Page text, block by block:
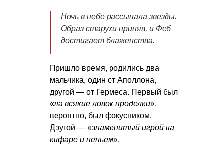
Ночь в небе рассыпала звезды.
Образ старухи приняв, и Феб
достигает блаженства.
Пришло время, родились два
мальчика, один от Аполлона,
другой — от Гермеса. Первый был
«на всякие ловок проделки»,
вероятно, был фокусником.
Другой — «знаменитый игрой на
кифаре и пеньем».